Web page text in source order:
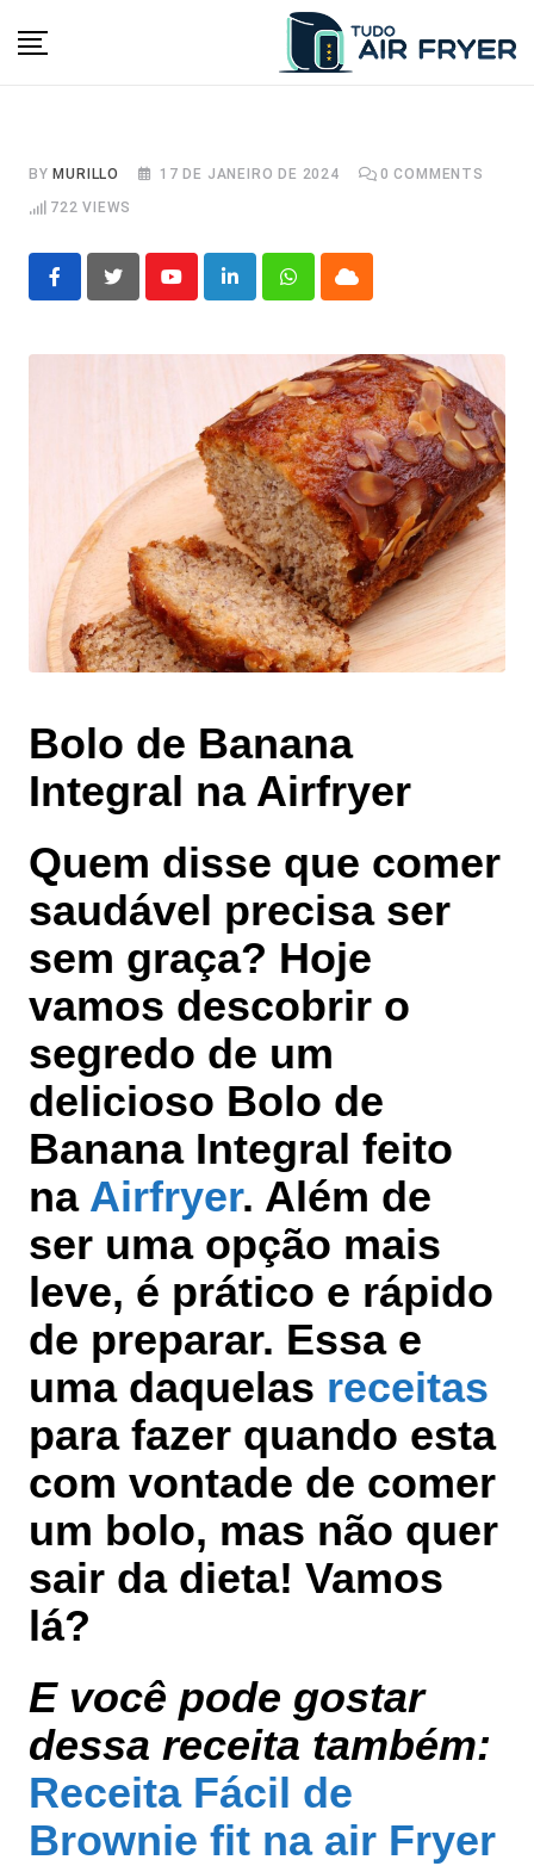
BY MURILLO 17 DE JANEIRO DE 2024 0 COMMENTS
722 VIEWS
YoutubeLinkedInWhatsappCloud
Bolo de Banana
Integral na Airfryer
Quem disse que comer
saudável precisa ser
sem graça? Hoje
vamos descobrir o
segredo de um
delicioso Bolo de
Banana Integral feito
na Airfryer. Além de
ser uma opção mais
leve, é prático e rápido
de preparar. Essa e
uma daquelas receitas
para fazer quando esta
com vontade de comer
um bolo, mas não quer
sair da dieta! Vamos
lá?
E você pode gostar
dessa receita também:
Receita Fácil de
Brownie fit na air Fryer